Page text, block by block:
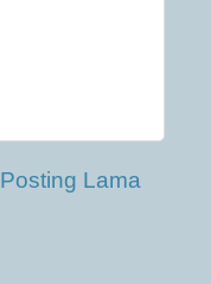
Posting Lama